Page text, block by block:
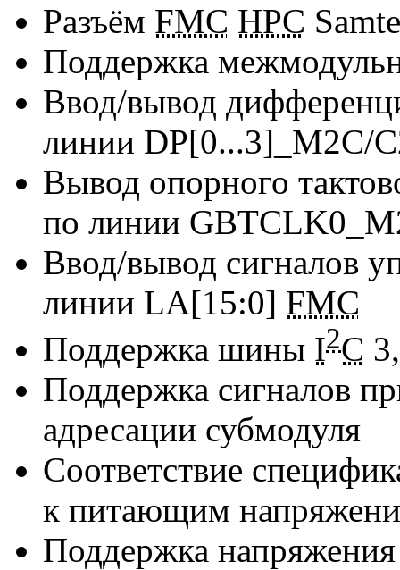
Разъём FMC HPC
Поддержка
Ввод/вывод
линии DP[0...3]_M2C/
Вывод опорного
по линии
Ввод/вывод сигналов
линии LA[15:0] FMC
Поддержка шины I2C
Поддержка сигналов
адресации субмодуля
Соответствие
к питающим
Поддержка